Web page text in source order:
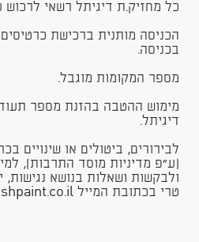
כל מחזיק.ת דיגיתל רשאי לרכוש עד 2 כרטיסים
הכניסה מותנית ברכישת
בכניסה.
מספר המקומות מוגבל.
מימוש ההטבה בהזנת מספר
דיגיתל.
לבירורים, ביטולים או שינויים
(ע"פ מדיניות מוסד התרבות),
ולבקשות ושאלות בנושא
טרי בכתובת המייל info@freshpaint.co.il​